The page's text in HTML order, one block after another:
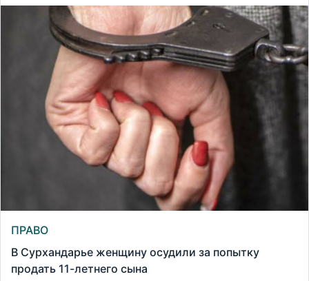
ПРАВО
В Сурхандарье женщину осудили за попытку
продать 11-летнего сына